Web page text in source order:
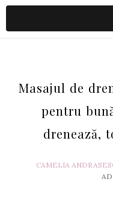
Masajul de
pentru
drenează,
CAMELIA